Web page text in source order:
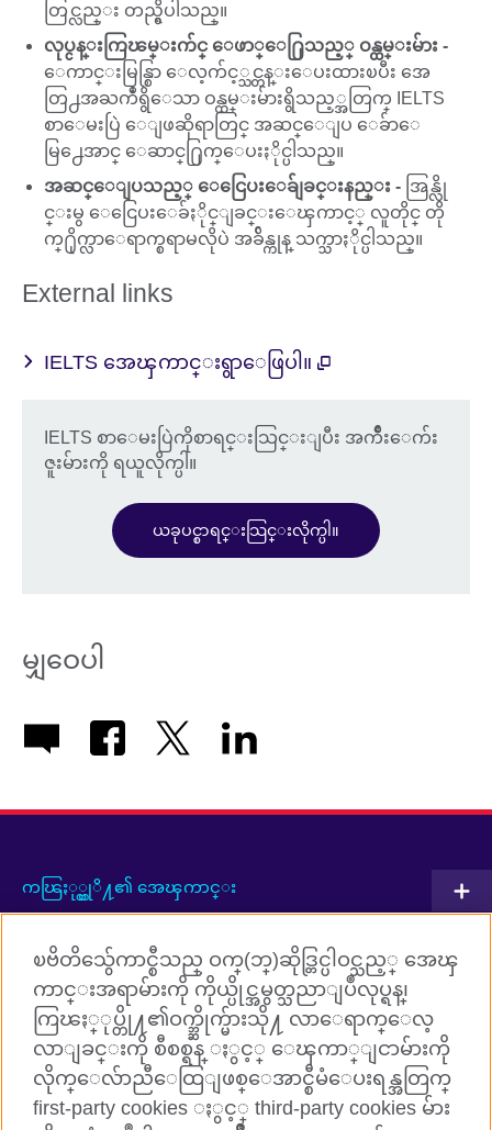
တြင္လည္း တည္ရွိပါသည္။
လုပ္ငန္းကြၽမ္းက်င္ ေဖာ္ေ႐ြသည့္ ဝန္ထမ္းမ်ား -
ေကာင္းမြန္စြာ ေလ့က်င့္သင္တန္းေပးထားၿပီး အေ
တြ႕အႀကဳံရွိေသာ ဝန္ထမ္းမ်ားရွိသည့္အတြက္ IELTS
စာေမးပြဲ ေျဖဆိုရာတြင္ အဆင္ေျပ ေခ်ာေ
မြ႕ေအာင္ ေဆာင္႐ြက္ေပးႏိုင္ပါသည္။
အဆင္ေျပသည့္ ေငြေပးေခ်ျခင္းနည္း - အြန္လို
င္းမွ ေငြေပးေခ်ႏိုင္ျခင္းေၾကာင့္ လူတိုင္ တို
က္႐ိုက္လာေရာက္စရာမလိုပဲ အခ်ိန္ကုန္ သက္သာႏိုင္ပါသည္။
External links
IELTS အေၾကာင္းရွာေဖြပါ။
IELTS စာေမးပြဲကိုစာရင္းသြင္းျပီး အက်ိဳးေက်း
ဇူးမ်ားကို ရယူလိုက္ပါ။
ယခုပင္စာရင္းသြင္းလိုက္ပါ။
မျှဝေပါ
ကၽြႏု္ပ္တုိ႔၏ အေၾကာင္း
အဂၤလိပ္ဘာသာစကားသင္ၾကားျခင္း
ကြၽႏ္ုပ္တို႔ႏွင့္ ခ်ိတ္ဆက္ပါ
Facebook TikTok
ၿဗိတိသွ်ေကာင္စီသည္ ဝက္(ဘ္)ဆိုဒ္တြင္ပါဝင္သည့္ အေၾ
ကာင္းအရာမ်ားကို ကိုယ္ပိုင္အမွတ္သညာျပဳလုပ္ရန္၊
ကြၽႏ္ုပ္တို႔၏ဝက္ဘ္ဆိုက္မ်ားသို႔ လာေရာက္ေလ့
လာျခင္းကို စီစစ္ရန္ ႏွင့္ ေၾကာ္ျငာမ်ားကို
လိုက္ေလ်ာညီေထြျဖစ္ေအာင္စီမံေပးရန္အတြက္
first-party cookies ႏွင့္ third-party cookies မ်ား